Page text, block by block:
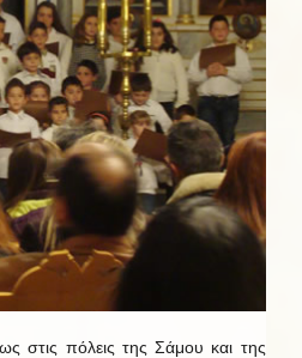
στις πόλεις της Σάμου και της